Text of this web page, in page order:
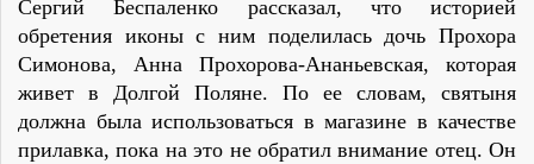
Сергий Беспаленко рассказал, что историей
обретения иконы с ним поделилась дочь Прохора
Симонова, Анна Прохорова-Ананьевская, которая
живет в Долгой Поляне. По ее словам, святыня
должна была использоваться в магазине в качестве
прилавка, пока на это не обратил внимание отец. Он